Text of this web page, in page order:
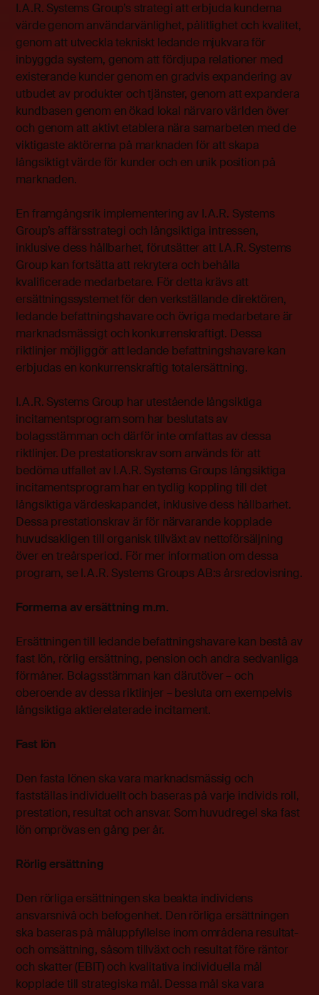
I.A.R. Systems Group’s strategi att erbjuda kunderna
värde genom användarvänlighet, pålitlighet och kvalitet,
genom att utveckla tekniskt ledande mjukvara för
inbyggda system, genom att fördjupa relationer med
existerande kunder genom en gradvis expandering av
utbudet av produkter och tjänster, genom att expandera
kundbasen genom en ökad lokal närvaro världen över
och genom att aktivt etablera nära samarbeten med de
viktigaste aktörerna på marknaden för att skapa
långsiktigt värde för kunder och en unik position på
marknaden.
En framgångsrik implementering av I.A.R. Systems
Group’s affärsstrategi och långsiktiga intressen,
inklusive dess hållbarhet, förutsätter att I.A.R. Systems
Group kan fortsätta att rekrytera och behålla
kvalificerade medarbetare. För detta krävs att
ersättningssystemet för den verkställande direktören,
ledande befattningshavare och övriga medarbetare är
marknadsmässigt och konkurrenskraftigt. Dessa
riktlinjer möjliggör att ledande befattningshavare kan
erbjudas en konkurrenskraftig totalersättning.
I.A.R. Systems Group har utestående långsiktiga
incitamentsprogram som har beslutats av
bolagsstämman och därför inte omfattas av dessa
riktlinjer. De prestationskrav som används för att
bedöma utfallet av I.A.R. Systems Groups långsiktiga
incitamentsprogram har en tydlig koppling till det
långsiktiga värdeskapandet, inklusive dess hållbarhet.
Dessa prestationskrav är för närvarande kopplade
huvudsakligen till organisk tillväxt av nettoförsäljning
över en treårsperiod. För mer information om dessa
program, se I.A.R. Systems Groups AB:s årsredovisning.
Formerna av ersättning m.m.
Ersättningen till ledande befattningshavare kan bestå av
fast lön, rörlig ersättning, pension och andra sedvanliga
förmåner. Bolagsstämman kan därutöver – och
oberoende av dessa riktlinjer – besluta om exempelvis
långsiktiga aktierelaterade incitament.
Fast lön
Den fasta lönen ska vara marknadsmässig och
fastställas individuellt och baseras på varje individs roll,
prestation, resultat och ansvar. Som huvudregel ska fast
lön omprövas en gång per år.
Rörlig ersättning
Den rörliga ersättningen ska beakta individens
ansvarsnivå och befogenhet. Den rörliga ersättningen
ska baseras på måluppfyllelse inom områdena resultat-
och omsättning, såsom tillväxt och resultat före räntor
och skatter (EBIT) och kvalitativa individuella mål
kopplade till strategiska mål. Dessa mål ska vara